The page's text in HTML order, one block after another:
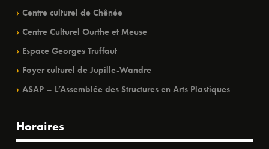
Centre culturel de Chênée
Centre Culturel Ourthe et Meuse
Espace Georges Truffaut
Foyer culturel de Jupille-Wandre
ASAP – L’Assemblée des Structures en Arts Plastiques
Horaires